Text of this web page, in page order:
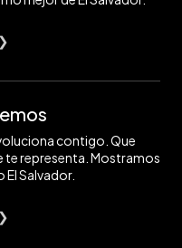
contigo. Que
te representa. Mostramos
El Salvador.